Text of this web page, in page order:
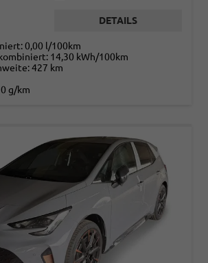
DETAILS
0,00 l/100km
14,30 kWh/100km
427 km
0 g/km